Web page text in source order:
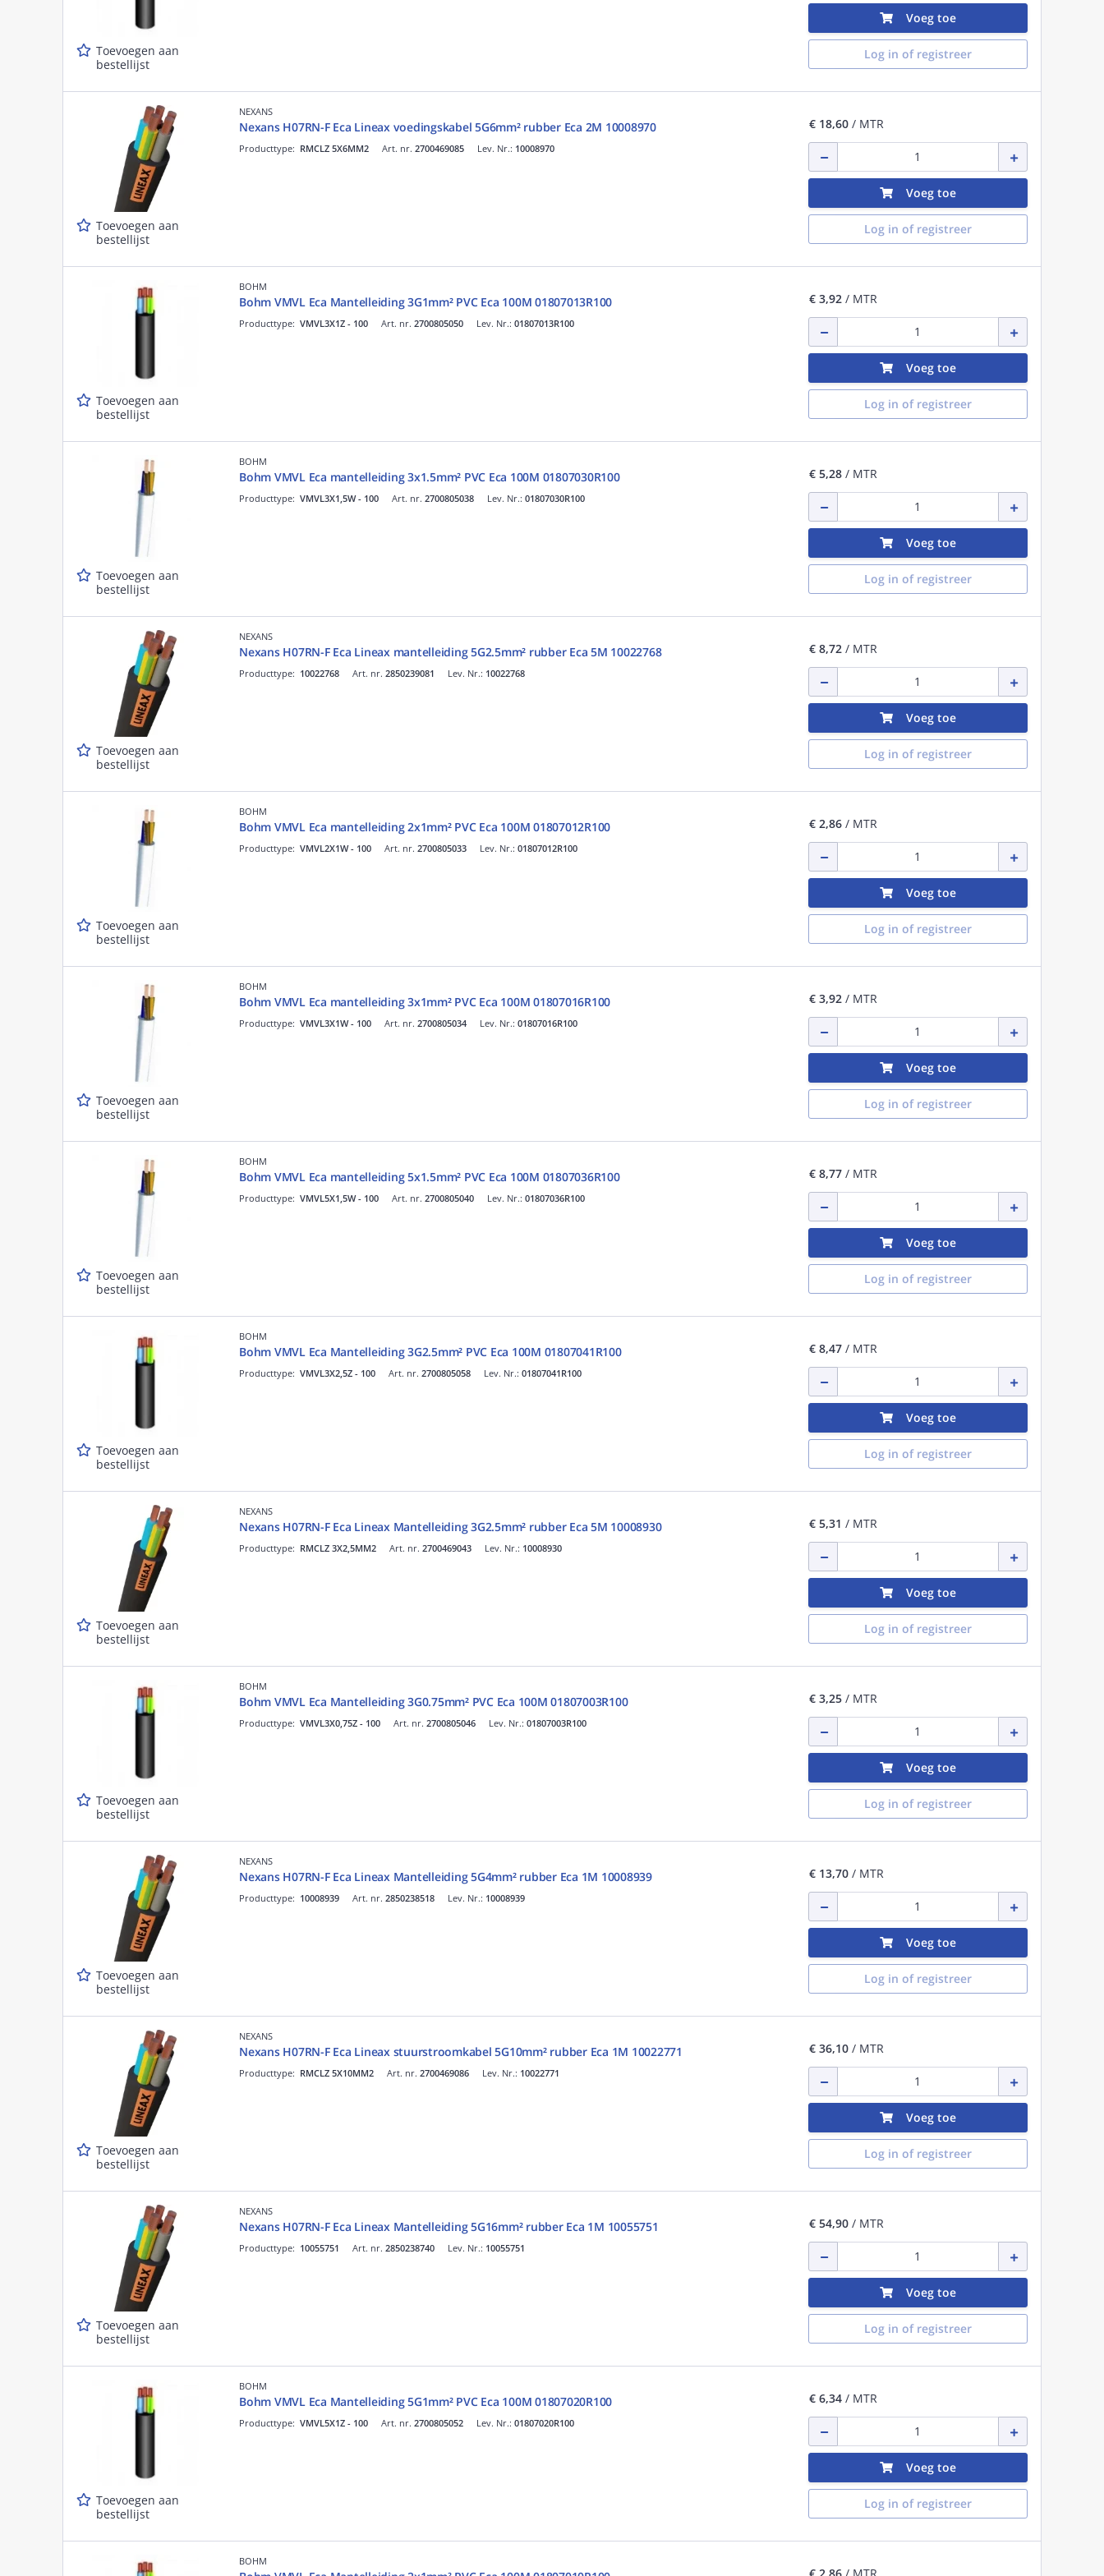
Toevoegen aan
bestellijst
Voeg toe
Log in of registreer
Toevoegen aan
bestellijst
NEXANS
Nexans H07RN-F Eca Lineax voedingskabel 5G6mm² rubber Eca 2M 10008970
Art. nr. 2700469085
Producttype: RMCLZ 5X6MM2 Lev. Nr.: 10008970
€ 18,60/ MTR
Voeg toe
Log in of registreer
Toevoegen aan
bestellijst
BOHM
Bohm VMVL Eca Mantelleiding 3G1mm² PVC Eca 100M 01807013R100
Art. nr. 2700805050
Producttype: VMVL3X1Z - 100 Lev. Nr.: 01807013R100
€ 3,92/ MTR
Voeg toe
Log in of registreer
Toevoegen aan
bestellijst
BOHM
Bohm VMVL Eca mantelleiding 3x1.5mm² PVC Eca 100M 01807030R100
Art. nr. 2700805038
Producttype: VMVL3X1,5W - 100 Lev. Nr.: 01807030R100
€ 5,28/ MTR
Voeg toe
Log in of registreer
Toevoegen aan
bestellijst
NEXANS
Nexans H07RN-F Eca Lineax mantelleiding 5G2.5mm² rubber Eca 5M 10022768
Art. nr. 2850239081
Producttype: 10022768 Lev. Nr.: 10022768
€ 8,72/ MTR
Voeg toe
Log in of registreer
Toevoegen aan
bestellijst
BOHM
Bohm VMVL Eca mantelleiding 2x1mm² PVC Eca 100M 01807012R100
Art. nr. 2700805033
Producttype: VMVL2X1W - 100 Lev. Nr.: 01807012R100
€ 2,86/ MTR
Voeg toe
Log in of registreer
Toevoegen aan
bestellijst
BOHM
Bohm VMVL Eca mantelleiding 3x1mm² PVC Eca 100M 01807016R100
Art. nr. 2700805034
Producttype: VMVL3X1W - 100 Lev. Nr.: 01807016R100
€ 3,92/ MTR
Voeg toe
Log in of registreer
Toevoegen aan
bestellijst
BOHM
Bohm VMVL Eca mantelleiding 5x1.5mm² PVC Eca 100M 01807036R100
Art. nr. 2700805040
Producttype: VMVL5X1,5W - 100 Lev. Nr.: 01807036R100
€ 8,77/ MTR
Voeg toe
Log in of registreer
Toevoegen aan
bestellijst
BOHM
Bohm VMVL Eca Mantelleiding 3G2.5mm² PVC Eca 100M 01807041R100
Art. nr. 2700805058
Producttype: VMVL3X2,5Z - 100 Lev. Nr.: 01807041R100
€ 8,47/ MTR
Voeg toe
Log in of registreer
Toevoegen aan
bestellijst
NEXANS
Nexans H07RN-F Eca Lineax Mantelleiding 3G2.5mm² rubber Eca 5M 10008930
Art. nr. 2700469043
Producttype: RMCLZ 3X2,5MM2 Lev. Nr.: 10008930
€ 5,31 / MTR
Voeg toe
Log in of registreer
Toevoegen aan
bestellijst
BOHM
Bohm VMVL Eca Mantelleiding 3G0.75mm² PVC Eca 100M 01807003R100
Art. nr. 2700805046
Producttype: VMVL3X0,75Z - 100 Lev. Nr.: 01807003R100
€ 3,25/ MTR
Voeg toe
Log in of registreer
Toevoegen aan
bestellijst
NEXANS
Nexans H07RN-F Eca Lineax Mantelleiding 5G4mm² rubber Eca 1M 10008939
Art. nr. 2850238518
Producttype: 10008939 Lev. Nr.: 10008939
€ 13,70/ MTR
Voeg toe
Log in of registreer
Toevoegen aan
bestellijst
NEXANS
Nexans H07RN-F Eca Lineax stuurstroomkabel 5G10mm² rubber Eca 1M 10022771
Art. nr. 2700469086
Producttype: RMCLZ 5X10MM2 Lev. Nr.: 10022771
€ 36,10/ MTR
Voeg toe
Log in of registreer
Toevoegen aan
bestellijst
NEXANS
Nexans H07RN-F Eca Lineax Mantelleiding 5G16mm² rubber Eca 1M 10055751
Art. nr. 2850238740
Producttype: 10055751 Lev. Nr.: 10055751
€ 54,90/ MTR
Voeg toe
Log in of registreer
Toevoegen aan
bestellijst
BOHM
Bohm VMVL Eca Mantelleiding 5G1mm² PVC Eca 100M 01807020R100
Art. nr. 2700805052
Producttype: VMVL5X1Z - 100 Lev. Nr.: 01807020R100
€ 6,34/ MTR
Voeg toe
Log in of registreer
BOHM